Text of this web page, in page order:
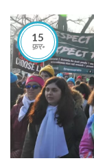
15
फ़र॰